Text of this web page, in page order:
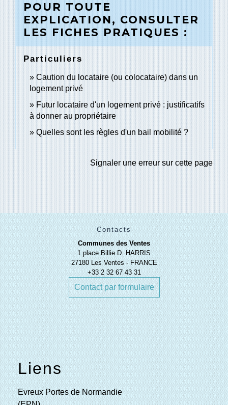
POUR TOUTE
EXPLICATION, CONSULTER
LES FICHES PRATIQUES :
Particuliers
Caution du locataire (ou colocataire) dans un
logement privé
Futur locataire d'un logement privé : justificatifs
à donner au propriétaire
Quelles sont les règles d'un bail mobilité ?
Signaler une erreur sur cette page
Contacts
Communes des Ventes
1 place Billie D. HARRIS
27180 Les Ventes - FRANCE
+33 2 32 67 43 31
Contact par formulaire
Liens
Evreux Portes de Normandie